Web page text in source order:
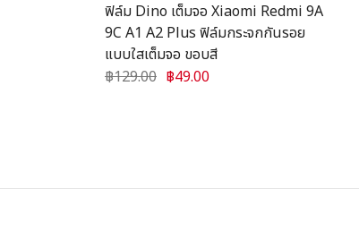
ฟิล์ม Dino เต็มจอ Xiaomi Redmi 9A
9C A1 A2 Plus ฟิล์มกระจกกันรอย
แบบใสเต็มจอ ขอบสี
฿129.00 ฿49.00